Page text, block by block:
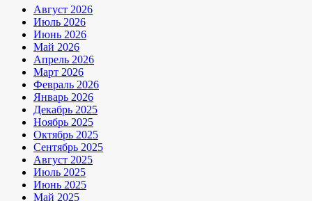
Август 2026
Июль 2026
Июнь 2026
Май 2026
Апрель 2026
Март 2026
Февраль 2026
Январь 2026
Декабрь 2025
Ноябрь 2025
Октябрь 2025
Сентябрь 2025
Август 2025
Июль 2025
Июнь 2025
Май 2025